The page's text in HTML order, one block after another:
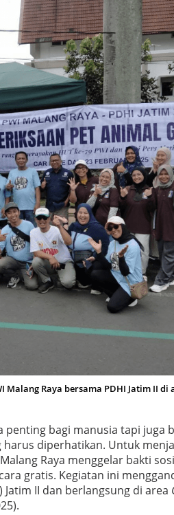
Malang Raya bersama PDHI Jatim II di
penting bagi manusia tapi juga
diperhatikan. Untuk
Raya menggelar bakti
gratis. Kegiatan ini
II dan berlangsung di area